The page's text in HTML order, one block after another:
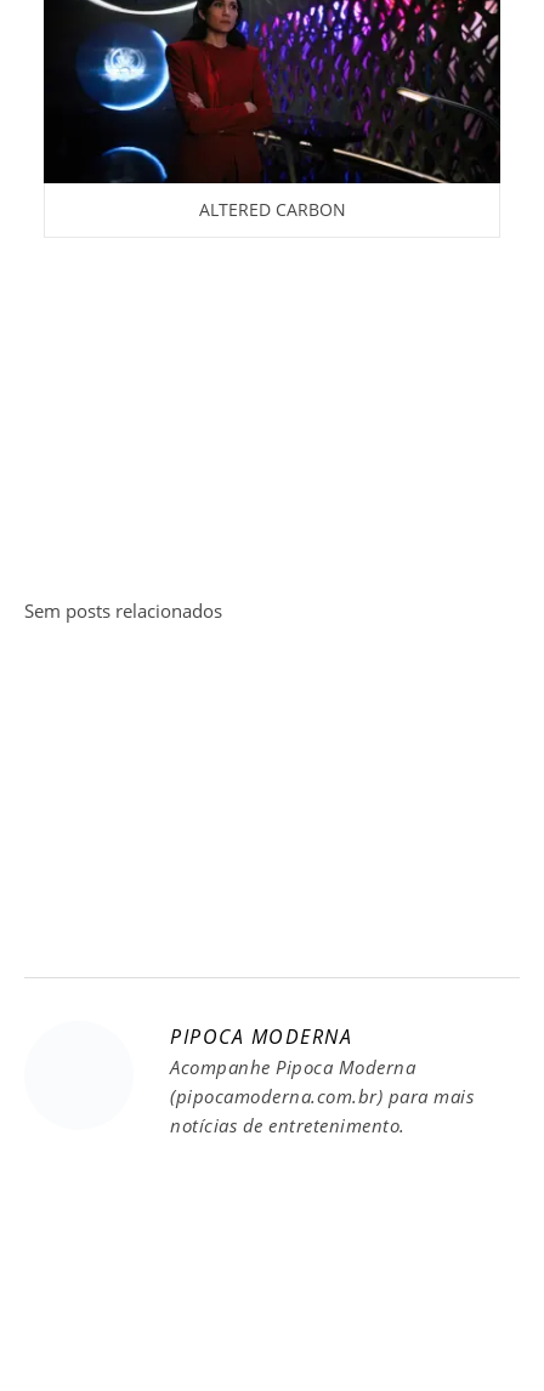
ALTERED CARBON
Sem posts relacionados
PIPOCA MODERNA
Acompanhe Pipoca Moderna
(pipocamoderna.com.br) para mais
notícias de entretenimento.